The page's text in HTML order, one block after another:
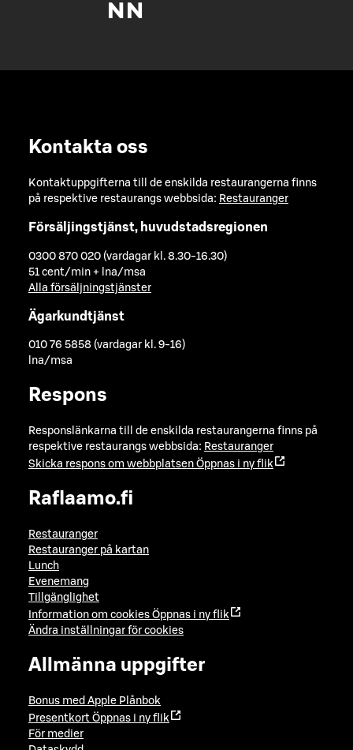
Kontakta oss
Kontaktuppgifterna till de enskilda restaurangerna finns
på respektive restaurangs webbsida: Restauranger
Försäljingstjänst, huvudstadsregionen
0300 870 020 (vardagar kl. 8.30-16.30)
51 cent/min + lna/msa
Alla försäljningstjänster
Ägarkundtjänst
010 76 5858 (vardagar kl. 9-16)
lna/msa
Respons
Responslänkarna till de enskilda restaurangerna finns på
respektive restaurangs webbsida: Restauranger
Skicka respons om webbplatsen Öppnas i ny flik
Raflaamo.fi
Restauranger
Restauranger på kartan
Lunch
Evenemang
Tillgänglighet
Information om cookies Öppnas i ny flik
Ändra inställningar för cookies
Allmänna uppgifter
Bonus med Apple Plånbok
Presentkort Öppnas i ny flik
För medier